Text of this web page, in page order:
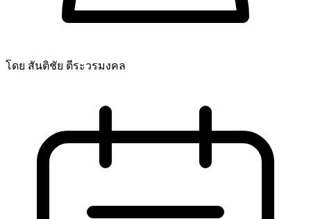
โดย สันติชัย ตีระวรมงคล